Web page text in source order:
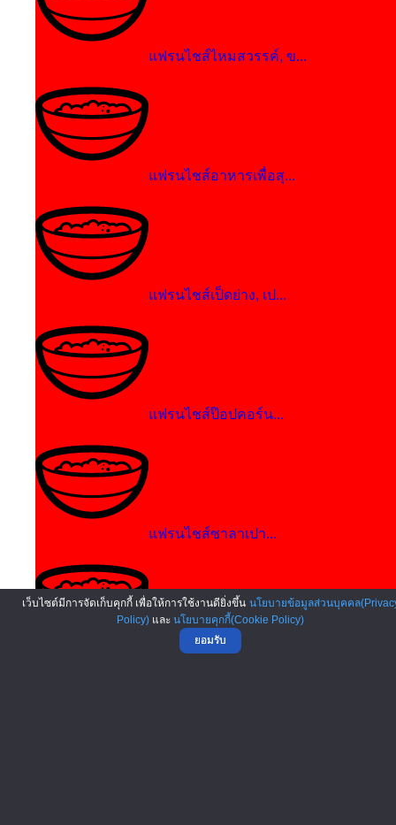
เว็บไซต์มีการจัดเก็บคุกกี้ เพื่อให้การใช้งานดียิ่งขึ้น นโยบายข้อมูลส่วนบุคคล
Policy) และ นโยบายคุกกี้(Cookie Policy)
ยอมรับ
แฟรนไชส์ไหมสวรรค์, ข...
แฟรนไชส์อาหารเพื่อสุ...
แฟรนไชส์เป็ดย่าง, เป...
แฟรนไชส์ป๊อปคอร์น...
แฟรนไชส์ซาลาเปา...
แฟรนไชส์ชาบู-หมูกะทะ...